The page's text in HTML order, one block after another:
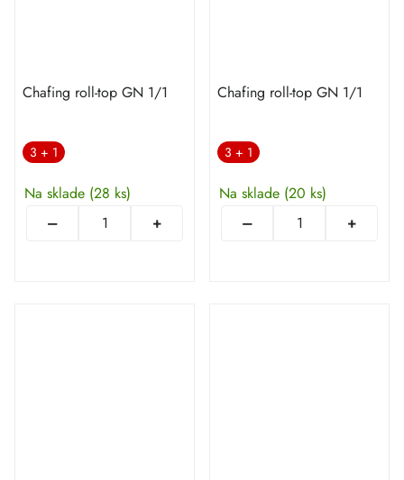
Chafing roll-top GN 1/1
3 + 1
Na sklade (28 ks)
Chafing roll-top GN 1/1
3 + 1
Na sklade (20 ks)